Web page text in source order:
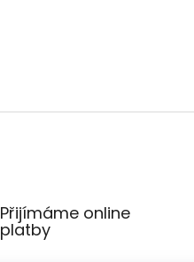
Přijímáme online
platby